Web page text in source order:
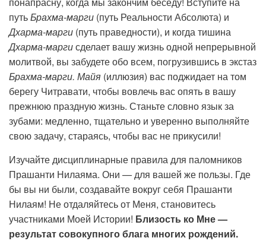
путьБрахма-марги (путь Реальности Абсолюта) и
Дхарма-марги (путь праведности), и когда тишина
Дхарма-маргисделает вашу жизнь одной непрерывной
молитвой, вы забудете обо всем, погрузившись в экстаз
Брахма-марги. Майя (иллюзия) вас поджидает на том
берегу Читравати, чтобы вовлечь вас опять в вашу
прежнюю праздную жизнь. Станьте словно язык за
зубами: медленно, тщательно и уверенно выполняйте
свою задачу, стараясь, чтобы вас не прикусили!
Изучайте дисциплинарные правила для паломников
Прашанти Нилаяма. Они — для вашей же пользы. Где
бы вы ни были, создавайте вокруг себя Прашанти
Нилаям! Не отдаляйтесь от Меня, становитесь
участниками Моей Истории! Близость ко Мне —
результат совокупного блага многих рождений.